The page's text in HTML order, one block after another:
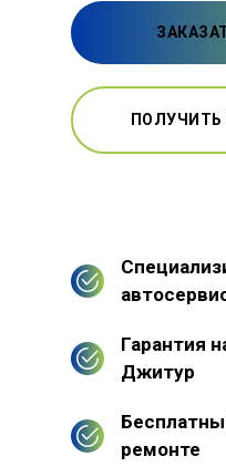
Гарантия
Джитур
ремонте